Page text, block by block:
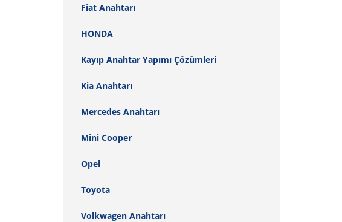
Fiat Anahtarı
HONDA
Kayıp Anahtar Yapımı Çözümleri
Kia Anahtarı
Mercedes Anahtarı
Mini Cooper
Opel
Toyota
Volkwagen Anahtarı